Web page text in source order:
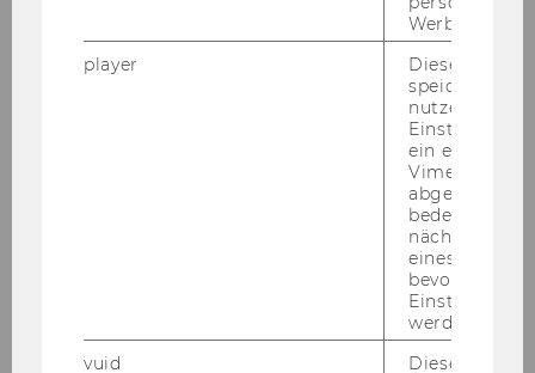
Palliative Notfallmedikamente -
Social and Health Impacts of Climate
Change Adaptation Efforts on Long-Term
Werbung
player
Dieses Cookie
speichert
ein
Vimeo-Video
abgespielt
bedeutet,
nächsten
eines Vimeo-
bevorzugten
werden.
vuid
Dieser